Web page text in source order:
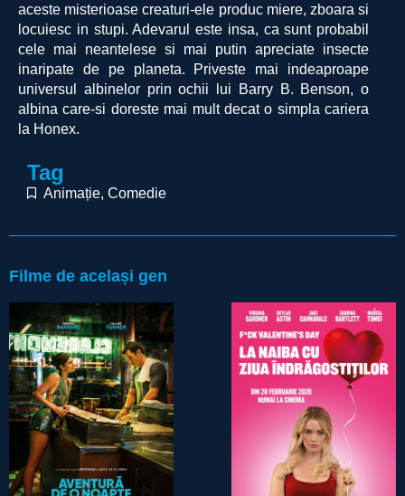
aceste misterioase creaturi-ele produc miere, zboara si
locuiesc in stupi. Adevarul este insa, ca sunt probabil
cele mai neantelese si mai putin apreciate insecte
inaripate de pe planeta. Priveste mai indeaproape
universul albinelor prin ochii lui Barry B. Benson, o
albina care-si doreste mai mult decat o simpla cariera
la Honex.
Tag
Animație, Comedie
Filme de același gen